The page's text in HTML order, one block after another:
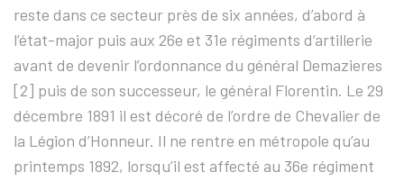
reste dans ce secteur près de six années, d’abord à
l’état-major puis aux 26e et 31e régiments d’artillerie
avant de devenir l’ordonnance du général Demazieres
[2] puis de son successeur, le général Florentin. Le 29
décembre 1891 il est décoré de l’ordre de Chevalier de
la Légion d’Honneur. Il ne rentre en métropole qu’au
printemps 1892, lorsqu’il est affecté au 36e régiment